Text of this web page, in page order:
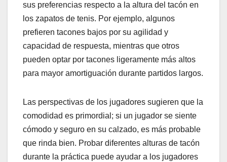
sus preferencias respecto a la altura del tacón en
los zapatos de tenis. Por ejemplo, algunos
prefieren tacones bajos por su agilidad y
capacidad de respuesta, mientras que otros
pueden optar por tacones ligeramente más altos
para mayor amortiguación durante partidos largos.
Las perspectivas de los jugadores sugieren que la
comodidad es primordial; si un jugador se siente
cómodo y seguro en su calzado, es más probable
que rinda bien. Probar diferentes alturas de tacón
durante la práctica puede ayudar a los jugadores